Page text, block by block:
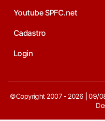
Youtube SPFC.net
Cadastro
Login
©Copyright 2007 - 2026 | 09/